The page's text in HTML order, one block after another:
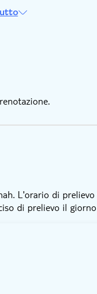
L'orario di
di prelievo il